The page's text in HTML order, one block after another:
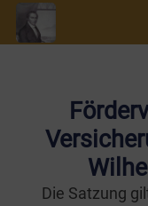
Die Sat­zung